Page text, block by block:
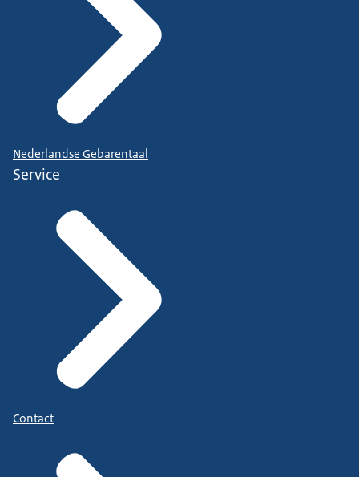
Nederlandse Gebarentaal
Service
Contact